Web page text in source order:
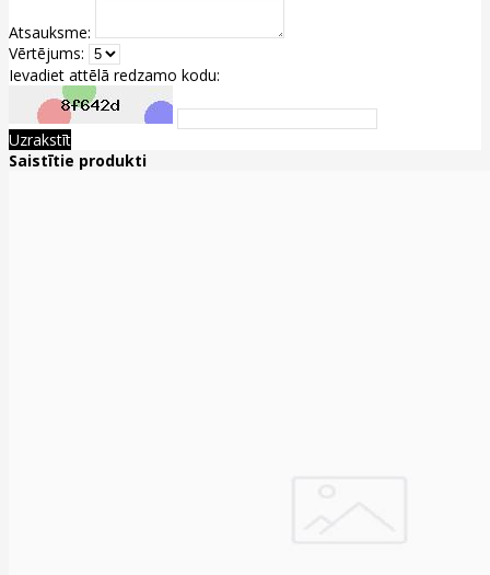
Atsauksme:
Vērtējums:
Ievadiet attēlā redzamo kodu:
Uzrakstīt
Saistītie produkti